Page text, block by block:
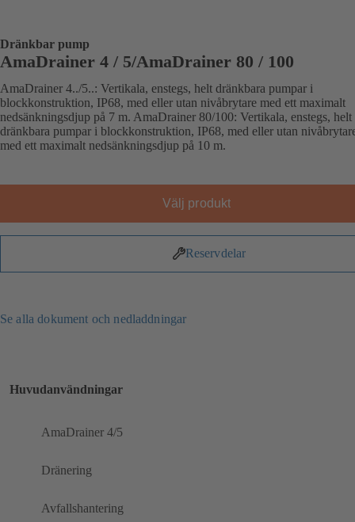
Dränkbar pump
AmaDrainer 4 / 5/AmaDrainer 80 / 100
AmaDrainer 4../5..: Vertikala, enstegs, helt dränkbara pumpar i
blockkonstruktion, IP68, med eller utan nivåbrytare med ett maximalt
nedsänkningsdjup på 7 m. AmaDrainer 80/100: Vertikala, enstegs, helt
dränkbara pumpar i blockkonstruktion, IP68, med eller utan
med ett maximalt nedsänkningsdjup på 10 m.
Välj produkt
Reservdelar
Se alla dokument och nedladdningar
Huvudanvändningar
AmaDrainer 4/5
Dränering
Avfallshantering